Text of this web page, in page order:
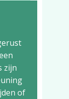
zijn
of